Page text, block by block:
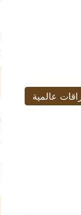
عالمية